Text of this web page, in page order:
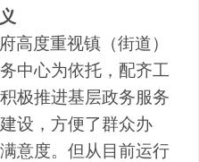
高度重视镇（街道）
中心为依托，配齐工
极推进基层政务服务
设，方便了群众办
意度。但从目前运行